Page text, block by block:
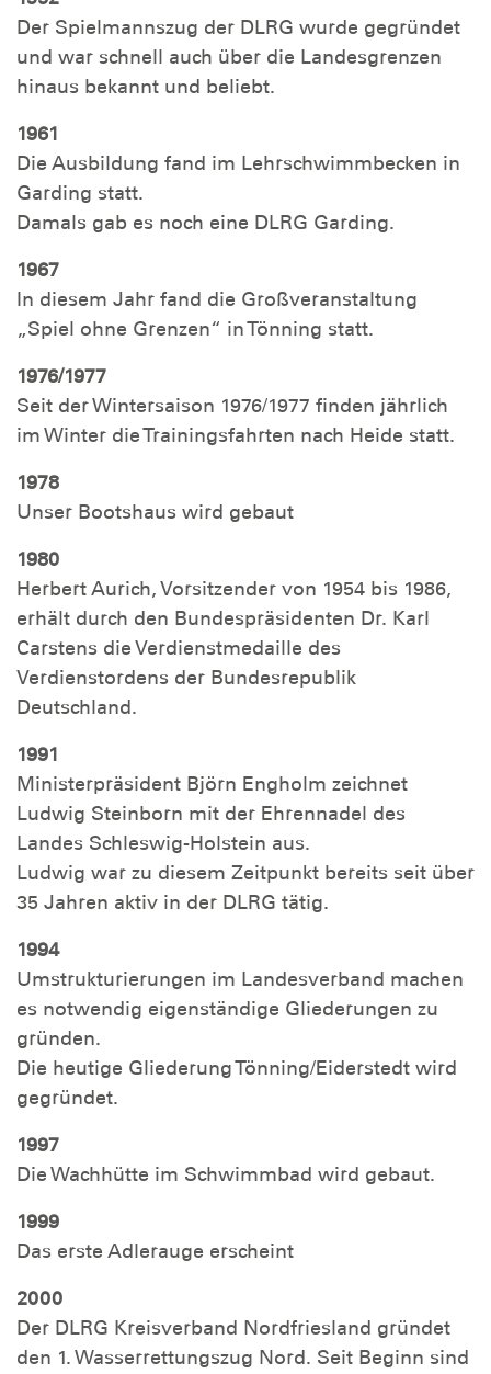
Der Spielmannszug der DLRG wurde gegründet
und war schnell auch über die Landesgrenzen
hinaus bekannt und beliebt.
1961
Die Ausbildung fand im Lehrschwimmbecken in
Garding statt.
Damals gab es noch eine DLRG Garding.
1967
In diesem Jahr fand die Großveranstaltung
„Spiel ohne Grenzen“ in Tönning statt.
1976/1977
Seit der Wintersaison 1976/1977 finden jährlich
im Winter die Trainingsfahrten nach Heide statt.
1978
Unser Bootshaus wird gebaut
1980
Herbert Aurich, Vorsitzender von 1954 bis 1986,
erhält durch den Bundespräsidenten Dr. Karl
Carstens die Verdienstmedaille des
Verdienstordens der Bundesrepublik
Deutschland.
1991
Ministerpräsident Björn Engholm zeichnet
Ludwig Steinborn mit der Ehrennadel des
Landes Schleswig-Holstein aus.
Ludwig war zu diesem Zeitpunkt bereits seit über
35 Jahren aktiv in der DLRG tätig.
1994
Umstrukturierungen im Landesverband machen
es notwendig eigenständige Gliederungen zu
gründen.
Die heutige Gliederung Tönning/Eiderstedt wird
gegründet.
1997
Die Wachhütte im Schwimmbad wird gebaut.
1999
Das erste Adlerauge erscheint
2000
Der DLRG Kreisverband Nordfriesland gründet
den 1. Wasserrettungszug Nord. Seit Beginn sind